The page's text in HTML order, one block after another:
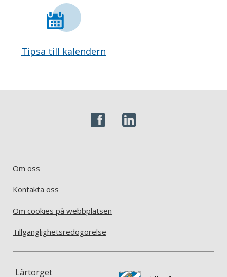
Tipsa till kalendern
Om oss
Kontakta oss
Om cookies på webbplatsen
Tillgänglighetsredogörelse
Lärtorget